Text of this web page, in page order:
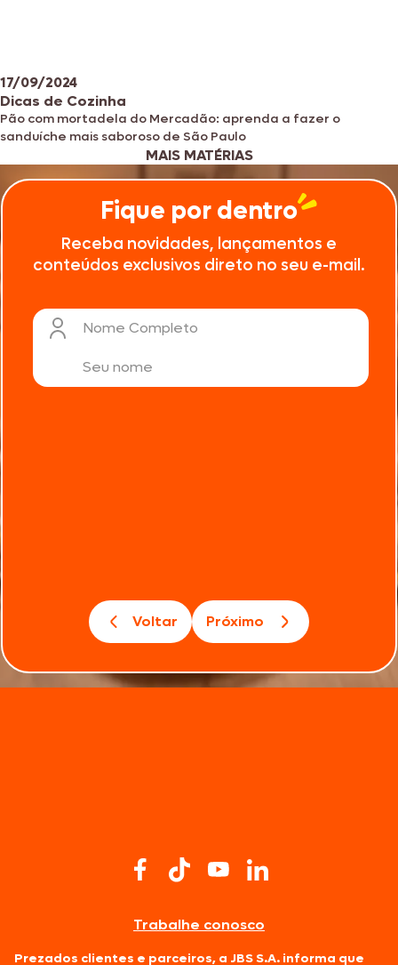
17/09/2024
Dicas de Cozinha
Pão com mortadela do Mercadão: aprenda a fazer o
sanduíche mais saboroso de São Paulo
MAIS MATÉRIAS
Fique por dentro
Receba novidades, lançamentos e
conteúdos exclusivos direto no seu e-mail.
Nome Completo
Voltar Próximo
Trabalhe conosco
Prezados clientes e parceiros, a JBS S.A. informa que